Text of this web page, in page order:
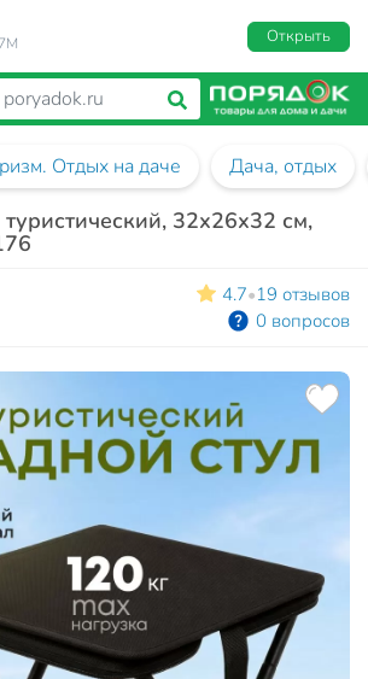
Открыть
Отдых на даче Дача, отдых
32х26х32 см,
4.7•19 отзывов
0 вопросов